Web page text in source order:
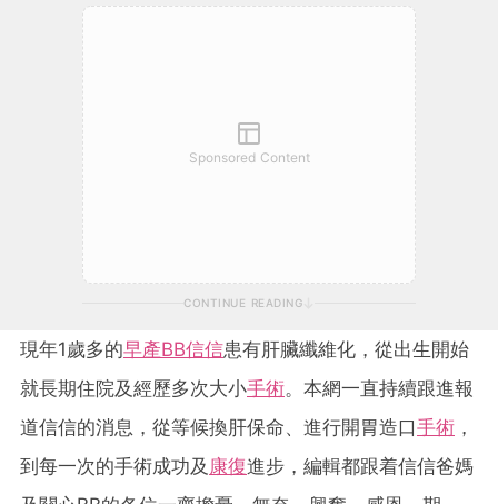
Sponsored Content
CONTINUE READING
現年1歲多的早產BB信信患有肝臟纖維化，從出生開始
就長期住院及經歷多次大小手術。本網一直持續跟進報
道信信的消息，從等候換肝保命、進行開胃造口手術 ，
到每一次的手術成功及 康復進步，編輯都跟着信信爸媽